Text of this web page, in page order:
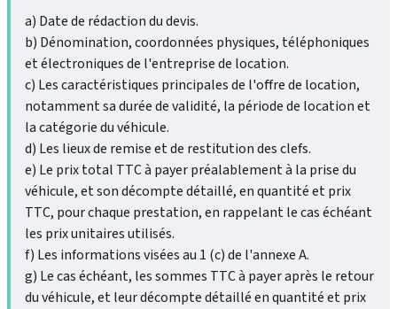
a) Date de rédaction du devis.
b) Dénomination, coordonnées physiques, téléphoniques
et électroniques de l'entreprise de location.
c) Les caractéristiques principales de l'offre de location,
notamment sa durée de validité, la période de location et
la catégorie du véhicule.
d) Les lieux de remise et de restitution des clefs.
e) Le prix total TTC à payer préalablement à la prise du
véhicule, et son décompte détaillé, en quantité et prix
TTC, pour chaque prestation, en rappelant le cas échéant
les prix unitaires utilisés.
f) Les informations visées au 1 (c) de l'annexe A.
g) Le cas échéant, les sommes TTC à payer après le retour
du véhicule, et leur décompte détaillé en quantité et prix